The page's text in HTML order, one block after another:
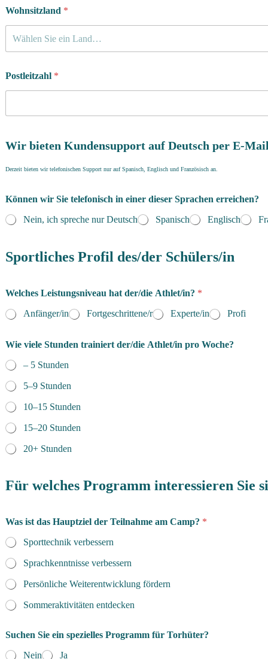
o
r
h
t
r
n
Wohnsitzland *
Wählen Sie ein Land…
Postleitzahl *
Wir bieten Kundensupport auf Deutsch per E-
Derzeit bieten wir telefonischen Support nur auf Spanisch, Englisch und Französisch an.
Können wir Sie telefonisch in einer dieser Sprachen erreichen?
Nein, ich spreche nur Deutsch
Spanisch Englisch
Sportliches Profil des/der Schülers/in
Welches Leistungsniveau hat der/die Athlet/in? *
Anfänger/in
Fortgeschrittene/r Experte/in Profi
Wie viele Stunden trainiert der/die Athlet/in pro Woche?
– 5 Stunden
5–9 Stunden
10–15 Stunden
15–20 Stunden
20+ Stunden
Für welches Programm interessieren Sie
Was ist das Hauptziel der Teilnahme am Camp? *
Sporttechnik verbessern
Sprachkenntnisse verbessern
Persönliche Weiterentwicklung fördern
Sommeraktivitäten entdecken
Suchen Sie ein spezielles Programm für Torhüter?
Nein
Ja